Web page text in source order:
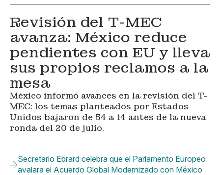
Revisión del T-MEC
avanza: México reduce
pendientes con EU y lleva
sus propios reclamos a la
mesa
México informó avances en la revisión del T-
MEC: los temas planteados por Estados
Unidos bajaron de 54 a 14 antes de la nueva
ronda del 20 de julio.
Secretario Ebrard celebra que el Parlamento Europeo
avalara el Acuerdo Global Modernizado con México